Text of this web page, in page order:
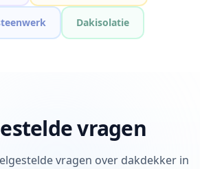
Dakisolatie
vragen
vragen over dakdekker in